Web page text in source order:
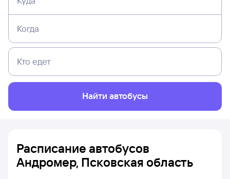
Когда
Кто едет
Найти автобусы
Расписание автобусов
Андромер, Псковская область